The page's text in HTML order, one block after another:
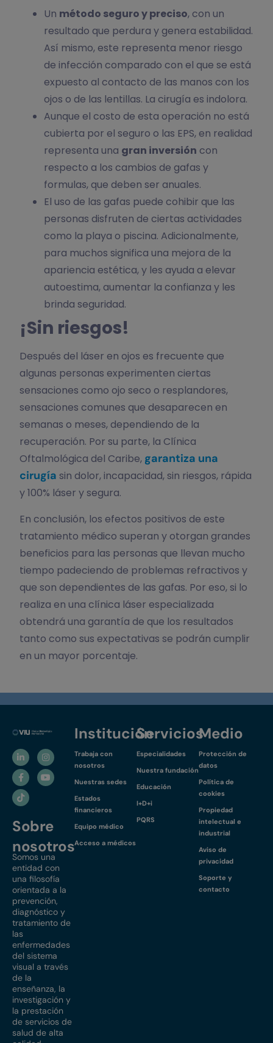
Un método seguro y preciso, con un
resultado que perdura y genera estabilidad.
Así mismo, este representa menor riesgo
de infección comparado con el que se está
expuesto al contacto de las manos con los
ojos o de las lentillas. La cirugía es indolora.
Aunque el costo de esta operación no está
cubierta por el seguro o las EPS, en realidad
representa una gran inversión con
respecto a los cambios de gafas y
formulas, que deben ser anuales.
El uso de las gafas puede cohibir que las
personas disfruten de ciertas actividades
como la playa o piscina. Adicionalmente,
para muchos significa una mejora de la
apariencia estética, y les ayuda a elevar
autoestima, aumentar la confianza y les
brinda seguridad.
¡Sin riesgos!
Después del láser en ojos es frecuente que
algunas personas experimenten ciertas
sensaciones como ojo seco o resplandores,
sensaciones comunes que desaparecen en
semanas o meses, dependiendo de la
recuperación. Por su parte, la Clínica
Oftalmológica del Caribe, garantiza una
cirugía sin dolor, incapacidad, sin riesgos, rápida
y 100% láser y segura.
En conclusión, los efectos positivos de este
tratamiento médico superan y otorgan grandes
beneficios para las personas que llevan mucho
tiempo padeciendo de problemas refractivos y
que son dependientes de las gafas. Por eso, si lo
realiza en una clínica láser especializada
obtendrá una garantía de que los resultados
tanto como sus expectativas se podrán cumplir
en un mayor porcentaje.
Sobre
nosotros
Somos una
entidad con
una filosofía
orientada a la
prevención,
diagnóstico y
tratamiento de
las
enfermedades
del sistema
visual a través
de la
enseñanza, la
investigación y
la prestación
de servicios de
salud de alta
Institución
Trabaja con
nosotros
Nuestras sedes
Estados
financieros
Equipo médico
Acceso a médicos
Servicios
Especialidades
Nuestra fundación
Educación
I+D+i
PQRS
Medio
Protección de
datos
Política de
cookies
Propiedad
intelectual e
industrial
Aviso de
privacidad
Soporte y
contacto